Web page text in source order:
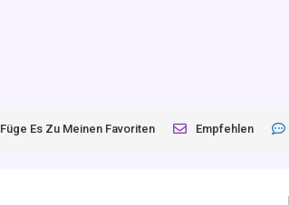
Füge Es Zu Meinen Favoriten Empfehlen